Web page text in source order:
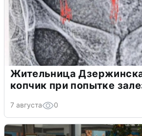
Жительница
копчик при попытке
7 августа 0